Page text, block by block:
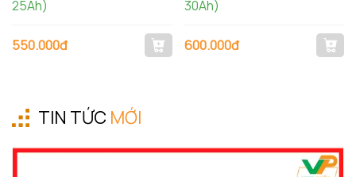
25Ah)
550.000đ
30Ah)
600.000đ
TIN TỨC MỚI